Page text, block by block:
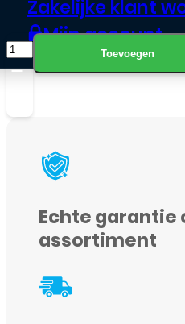
Zakelijke klant
Mijn account
Overmorgen in
Achterkant
voor
(2017)
Roze
Toevoegen
Echte garantie
assortiment